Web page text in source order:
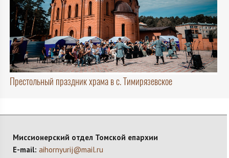
Престольный праздник храма в с. Тимирязевское
Миссионерский отдел Томской епархии
E-mail: aihornyurij@mail.ru